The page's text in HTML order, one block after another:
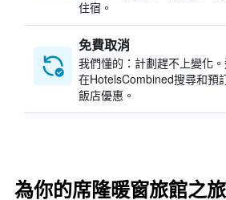
住宿。
免費取消
我們懂的：計劃趕不上變化
在HotelsCombined搜尋和預
飯店優惠。
為你的席隆暖窗旅館之